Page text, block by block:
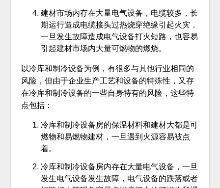
建材市场内存在大量电气设备，电缆较多，长
期运行造成电缆接头过热烧穿绝缘引起火灾，
一旦发生故障造成电气设备打火短路，也容易
引起建材市场内大量可燃物的燃烧。
以冷库和制冷设备为例，有很多与其他行业相同的
风险，但由于企业生产工艺和设备的特殊性，又存
在冷库和制冷设备的一些自身特有的风险，这些特
点包括：
冷库和制冷设备房的保温材料和建材大都是可
燃物和易燃物建材，一旦遇到火源容易被点
着。
冷库和制冷设备房内存在大量电气设备，一旦
发生电气设备发生故障，电气设备的跌落或者